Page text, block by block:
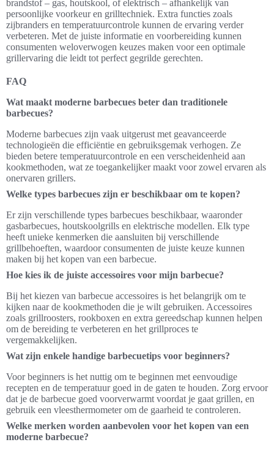
brandstof – gas, houtskool, of elektrisch – afhankelijk van
persoonlijke voorkeur en grilltechniek. Extra functies zoals
zijbranders en temperatuurcontrole kunnen de ervaring verder
verbeteren. Met de juiste informatie en voorbereiding kunnen
consumenten weloverwogen keuzes maken voor een optimale
grillervaring die leidt tot perfect gegrilde gerechten.
FAQ
Wat maakt moderne barbecues beter dan traditionele
barbecues?
Moderne barbecues zijn vaak uitgerust met geavanceerde
technologieën die efficiëntie en gebruiksgemak verhogen. Ze
bieden betere temperatuurcontrole en een verscheidenheid aan
kookmethoden, wat ze toegankelijker maakt voor zowel ervaren als
onervaren grillers.
Welke types barbecues zijn er beschikbaar om te kopen?
Er zijn verschillende types barbecues beschikbaar, waaronder
gasbarbecues, houtskoolgrills en elektrische modellen. Elk type
heeft unieke kenmerken die aansluiten bij verschillende
grillbehoeften, waardoor consumenten de juiste keuze kunnen
maken bij het kopen van een barbecue.
Hoe kies ik de juiste accessoires voor mijn barbecue?
Bij het kiezen van barbecue accessoires is het belangrijk om te
kijken naar de kookmethoden die je wilt gebruiken. Accessoires
zoals grillroosters, rookboxen en extra gereedschap kunnen helpen
om de bereiding te verbeteren en het grillproces te
vergemakkelijken.
Wat zijn enkele handige barbecuetips voor beginners?
Voor beginners is het nuttig om te beginnen met eenvoudige
recepten en de temperatuur goed in de gaten te houden. Zorg ervoor
dat je de barbecue goed voorverwarmt voordat je gaat grillen, en
gebruik een vleesthermometer om de gaarheid te controleren.
Welke merken worden aanbevolen voor het kopen van een
moderne barbecue?